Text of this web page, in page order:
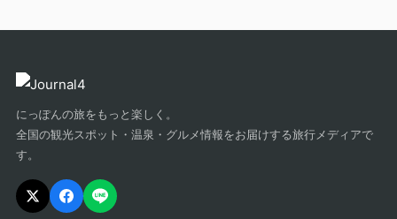
にっぽんの旅をもっと楽しく。
全国の観光スポット・温泉・グルメ情報をお届けする旅行メディアで
す。